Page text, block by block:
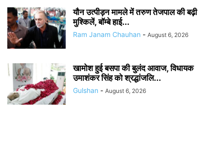
यौन उत्पीड़न मामले में तरुण तेजपाल की बढ़ी
मुश्किलें, बॉम्बे हाई...
Ram Janam Chauhan - August 6, 2026
खामोश हुई बसपा की बुलंद आवाज, विधायक
उमाशंकर सिंह को श्रद्धांजलि...
Gulshan - August 6, 2026